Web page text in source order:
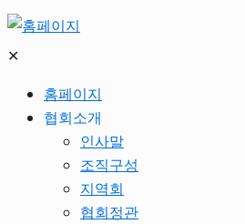
✕
홈페이지
협회소개
인사말
조직구성
지역회
협회정관